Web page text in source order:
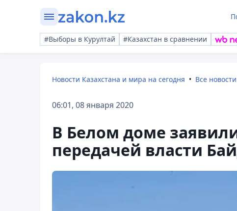
#Выборы в Курултай #Казахстан в сравнении
Новости Казахстана и мира на сегодня Все новости
06:01, 08 января 2020
В Белом доме
передачей власти